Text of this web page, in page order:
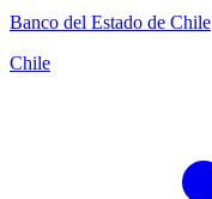
Banco del Estado de Chile
Chile